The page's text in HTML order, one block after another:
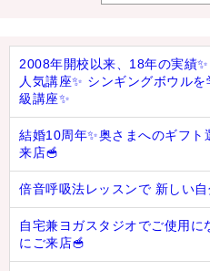
2008年開校以来、18年の実績
人気講座✨ シンギングボウル
級講座✨
結婚10周年✨奥さまへのギフ
来店🥣
倍音呼吸法レッスンで 新しい自
自宅兼ヨガスタジオでご使用
にご来店🥣